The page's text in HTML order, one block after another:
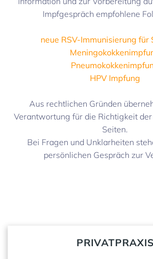
Impfgespräch empfohlene
neue RSV-Immunisierung für
HPV Impfung
Aus rechtlichen Gründen
Verantwortung für die Richtigkeit
Seiten.
Bei Fragen und Unklarheiten
persönlichen Gespräch zur
PRIVATPRAXIS